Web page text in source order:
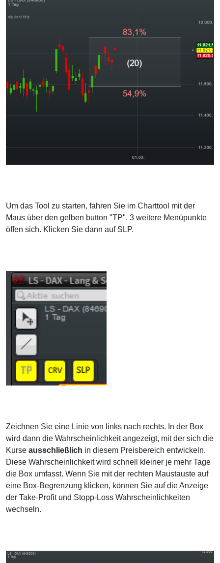
Um das Tool zu starten, fahren Sie im Charttool mit der
Maus über den gelben button "TP". 3 weitere Menüpunkte
öffen sich. Klicken Sie dann auf SLP.
Zeichnen Sie eine Linie von links nach rechts. In der Box
wird dann die Wahrscheinlichkeit angezeigt, mit der sich die
Kurse ausschließlich in diesem Preisbereich entwickeln.
Diese Wahrscheinlichkeit wird schnell kleiner je mehr Tage
die Box umfasst. Wenn Sie mit der rechten Maustauste auf
eine Box-Begrenzung klicken, können Sie auf die Anzeige
der Take-Profit und Stopp-Loss Wahrscheinlichkeiten
wechseln.